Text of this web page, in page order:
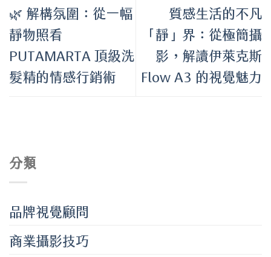
分類
品牌視覺顧問
商業攝影技巧
🌿 解構氛圍：從一幅
靜物照看
PUTAMARTA 頂級洗
髮精的情感行銷術
質感生活的不凡
「靜」界：從極簡攝
影，解讀伊萊克斯
Flow A3 的視覺魅力